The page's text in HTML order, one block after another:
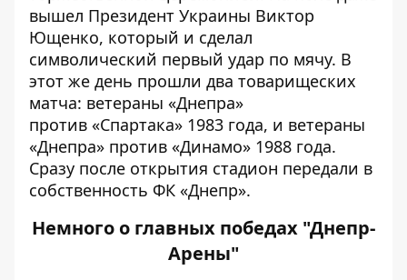
вышел Президент Украины Виктор
Ющенко, который и сделал
символический первый удар по мячу. В
этот же день прошли два товарищеских
матча: ветераны «Днепра»
против «Спартака» 1983 года, и ветераны
«Днепра» против «Динамо» 1988 года.
Сразу после открытия стадион передали в
собственность ФК «Днепр».
Немного о главных победах "Днепр-
Арены"